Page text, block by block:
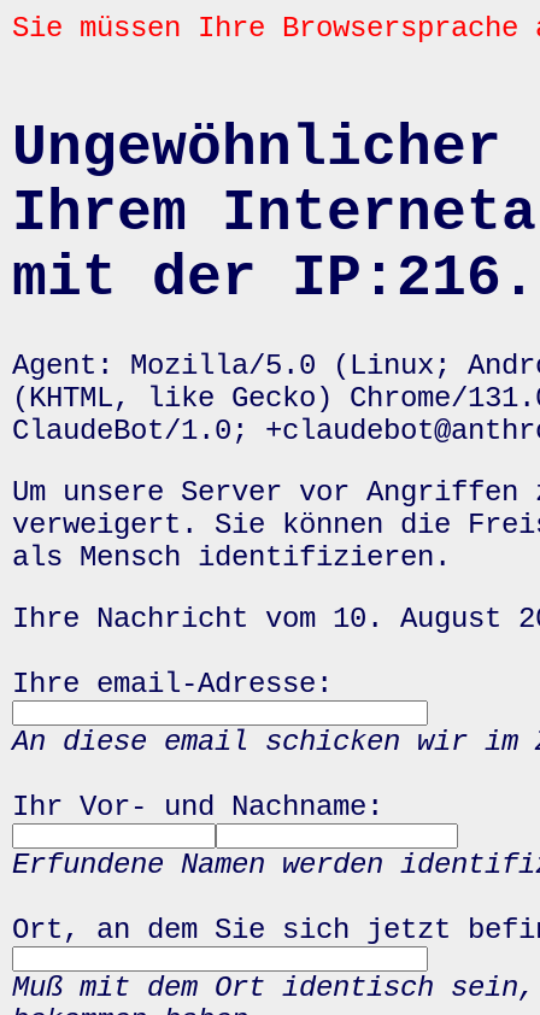
Sie müssen Ihre
Ihrem
mit der
Agent: Mozilla/5.0 (Linux;
(KHTML, like Gecko) Chrome/
ClaudeBot/1.0;
Um unsere Server vor
verweigert. Sie können die
als Mensch identifizieren.
Ihre Nachricht vom 10. August
Ihre email-Adresse:
An diese email schicken wir
Ihr Vor- und Nachname:
Erfundene Namen werden
Ort, an dem Sie sich jetzt
Muß mit dem Ort identisch